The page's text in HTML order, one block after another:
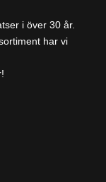
i över 30 år.
har vi